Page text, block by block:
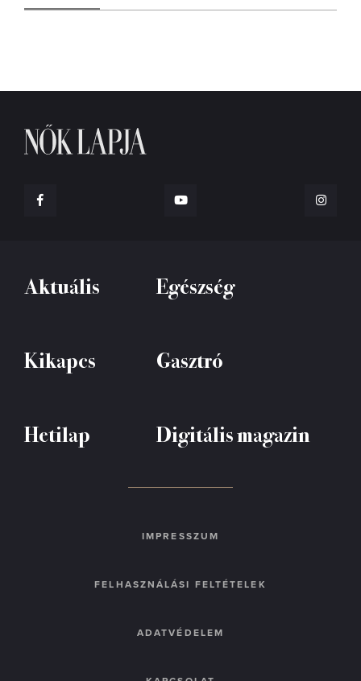
Aktuális Egészség
Kikapcs Gasztró
Hetilap Digitális magazin
IMPRESSZUM
FELHASZNÁLÁSI FELTÉTELEK
ADATVÉDELEM